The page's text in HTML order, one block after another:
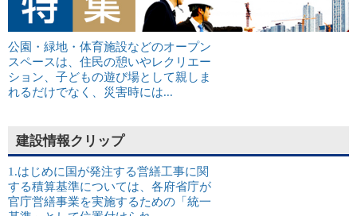
公園・緑地・体育施設などのオープン
スペースは、住民の憩いやレクリエー
ション、子どもの遊び場として親しま
れるだけでなく、災害時には...
建設情報クリップ
1.はじめに国が発注する営繕工事に関
する積算基準については、各府省庁が
官庁営繕事業を実施するための「統一